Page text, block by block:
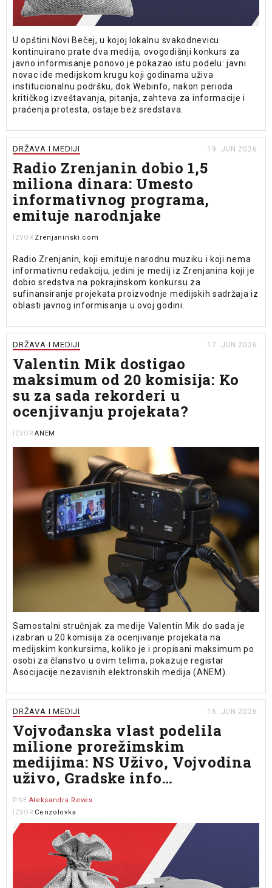
U opštini Novi Bečej, u kojoj lokalnu svakodnevicu
kontinuirano prate dva medija, ovogodišnji konkurs za
javno informisanje ponovo je pokazao istu podelu: javni
novac ide medijskom krugu koji godinama uživa
institucionalnu podršku, dok Webinfo, nakon perioda
kritičkog izveštavanja, pitanja, zahteva za informacije i
praćenja protesta, ostaje bez sredstava.
DRŽAVA I MEDIJI 19. JUN 2026.
Radio Zrenjanin dobio 1,5
miliona dinara: Umesto
informativnog programa,
emituje narodnjake
IZVOR Zrenjaninski.com
Radio Zrenjanin, koji emituje narodnu muziku i koji nema
informativnu redakciju, jedini je medij iz Zrenjanina koji je
dobio sredstva na pokrajinskom konkursu za
sufinansiranje projekata proizvodnje medijskih sadržaja iz
oblasti javnog informisanja u ovoj godini.
DRŽAVA I MEDIJI 17. JUN 2026.
Valentin Mik dostigao
maksimum od 20 komisija: Ko
su za sada rekorderi u
ocenjivanju projekata?
IZVOR ANEM
Samostalni stručnjak za medije Valentin Mik do sada je
izabran u 20 komisija za ocenjivanje projekata na
medijskim konkursima, koliko je i propisani maksimum po
osobi za članstvo u ovim telima, pokazuje registar
Asocijacije nezavisnih elektronskih medija (ANEM).
DRŽAVA I MEDIJI 16. JUN 2026.
Vojvođanska vlast podelila
milione prorežimskim
medijima: NS Uživo, Vojvodina
uživo, Gradske info…
PIŠE Aleksandra Reves
IZVOR Cenzolovka